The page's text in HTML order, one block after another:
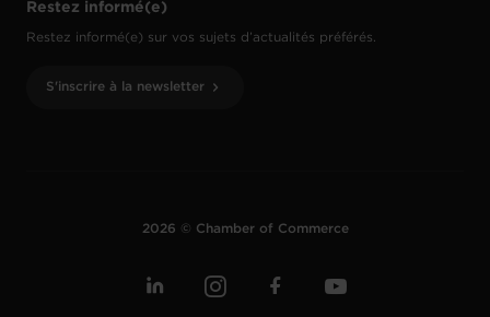
Restez informé(e)
Restez informé(e) sur vos sujets d’actualités préférés.
S'inscrire à la newsletter
2026 © Chamber of Commerce